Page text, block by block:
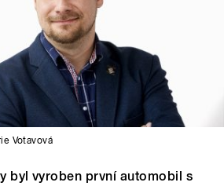
Votavová
byl vyroben první automobil s